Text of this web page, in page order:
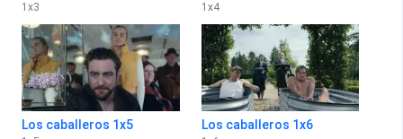
1 x3 1 x4
Los caballeros 1x5 Los caballeros 1x6